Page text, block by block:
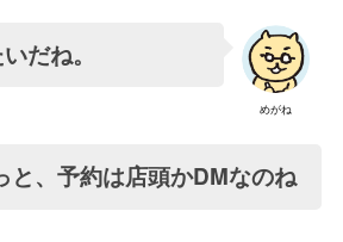
めがね
だね。
と、予約は店頭かDMなのね